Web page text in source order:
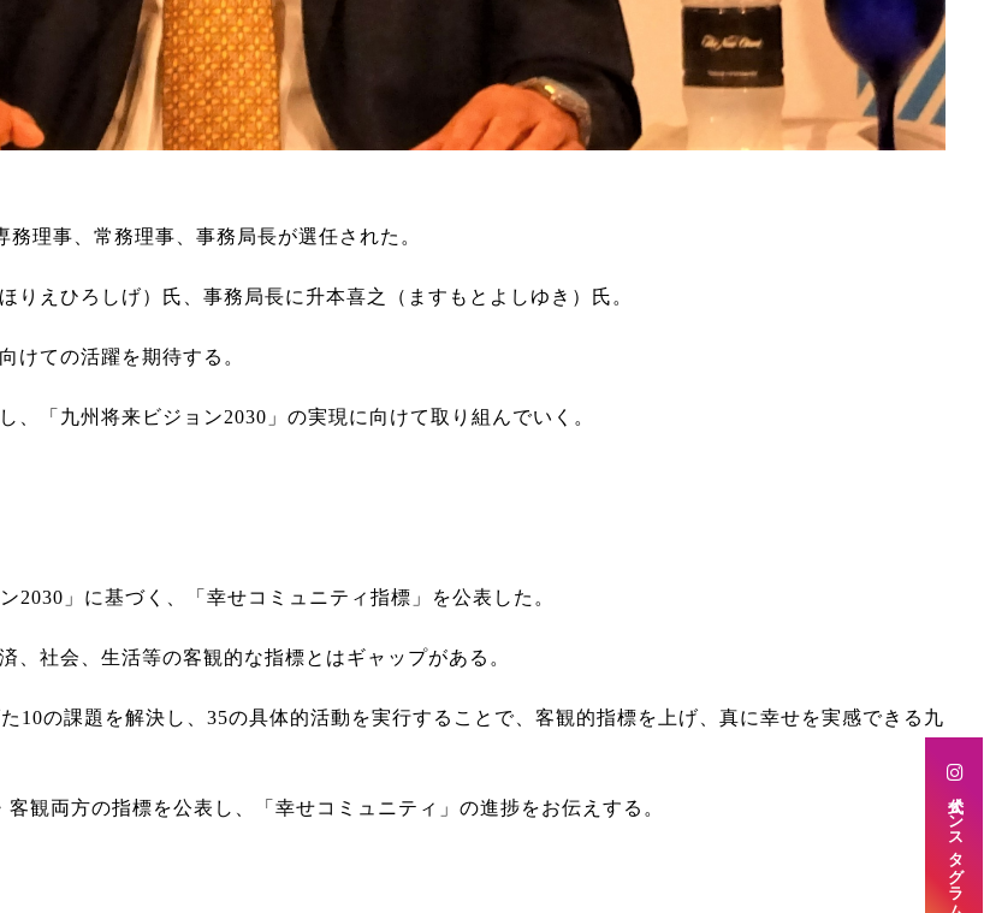
理事、常務理事、事務局長が選任された。
えひろしげ）氏、事務局長に升本喜之（ますもとよしゆき）氏。
けての活躍を期待する。
「九州将来ビジョン2030」の実現に向けて取り組んでいく。
」に基づく、「幸せコミュニティ指標」を公表した。
社会、生活等の客観的な指標とはギャップがある。
の課題を解決し、35の具体的活動を実行することで、客観的指標を上げ、真に幸せを実感できる九
観両方の指標を公表し、「幸せコミュニティ」の進捗をお伝えする。 公式インスタグラム